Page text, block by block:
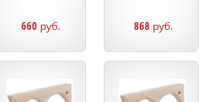
660 руб. 868 руб.